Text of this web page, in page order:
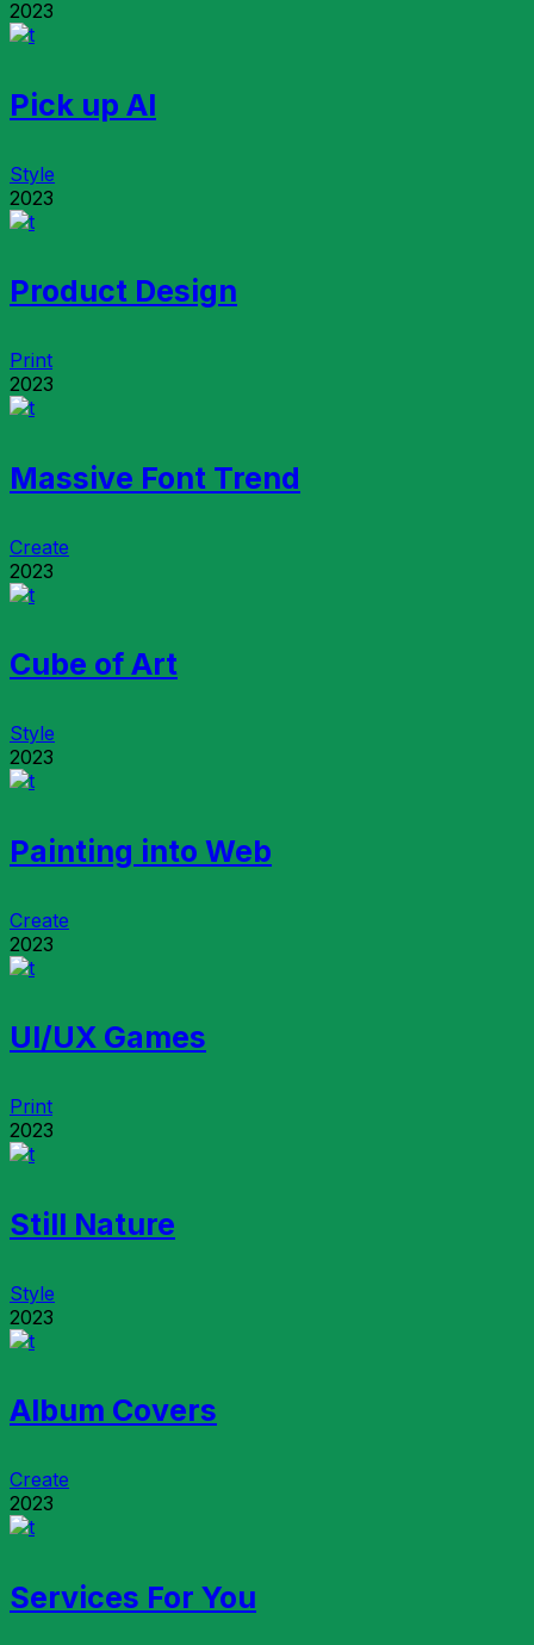
2023
Pick up AI
Style
2023
Product Design
Print
2023
Massive Font Trend
Create
2023
Cube of Art
Style
2023
Painting into Web
Create
2023
UI/UX Games
Print
2023
Still Nature
Style
2023
Album Covers
Create
2023
Services For You